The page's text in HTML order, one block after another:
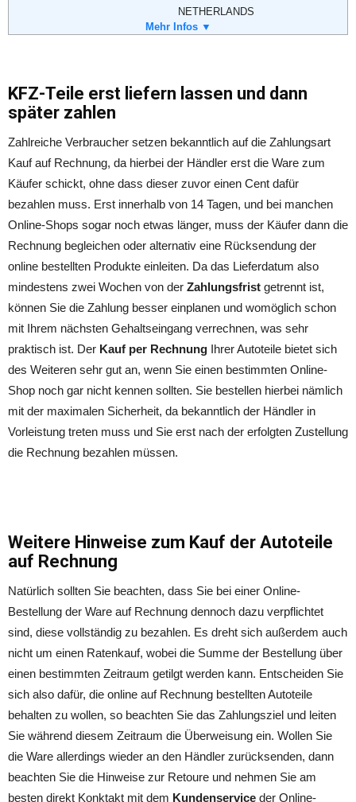
NETHERLANDS
0800 100 39 38
Mehr Infos ▼
KFZ-Teile erst liefern lassen und dann
später zahlen
Zahlreiche Verbraucher setzen bekanntlich auf die Zahlungsart
Kauf auf Rechnung, da hierbei der Händler erst die Ware zum
Käufer schickt, ohne dass dieser zuvor einen Cent dafür
bezahlen muss. Erst innerhalb von 14 Tagen, und bei manchen
Online-Shops sogar noch etwas länger, muss der Käufer dann die
Rechnung begleichen oder alternativ eine Rücksendung der
online bestellten Produkte einleiten. Da das Lieferdatum also
mindestens zwei Wochen von der Zahlungsfrist getrennt ist,
können Sie die Zahlung besser einplanen und womöglich schon
mit Ihrem nächsten Gehaltseingang verrechnen, was sehr
praktisch ist. Der Kauf per Rechnung Ihrer Autoteile bietet sich
des Weiteren sehr gut an, wenn Sie einen bestimmten Online-
Shop noch gar nicht kennen sollten. Sie bestellen hierbei nämlich
mit der maximalen Sicherheit, da bekanntlich der Händler in
Vorleistung treten muss und Sie erst nach der erfolgten Zustellung
die Rechnung bezahlen müssen.
Weitere Hinweise zum Kauf der Autoteile
auf Rechnung
Natürlich sollten Sie beachten, dass Sie bei einer Online-
Bestellung der Ware auf Rechnung dennoch dazu verpflichtet
sind, diese vollständig zu bezahlen. Es dreht sich außerdem auch
nicht um einen Ratenkauf, wobei die Summe der Bestellung über
einen bestimmten Zeitraum getilgt werden kann. Entscheiden Sie
sich also dafür, die online auf Rechnung bestellten Autoteile
behalten zu wollen, so beachten Sie das Zahlungsziel und leiten
Sie während diesem Zeitraum die Überweisung ein. Wollen Sie
die Ware allerdings wieder an den Händler zurücksenden, dann
beachten Sie die Hinweise zur Retoure und nehmen Sie am
besten direkt Konktakt mit dem Kundenservice der Online-